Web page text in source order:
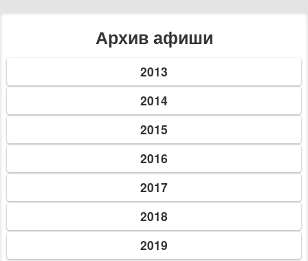
Архив афиши
2013
2014
2015
2016
2017
2018
2019